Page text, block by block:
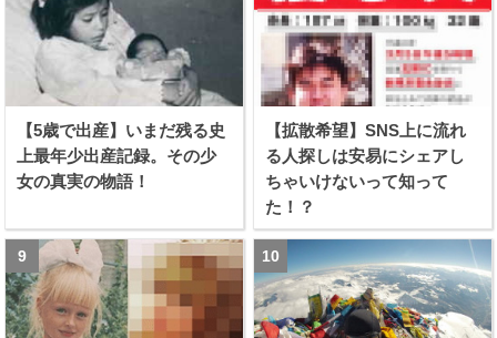
【5歳で出産】いまだ残る史
上最年少出産記録。その少
女の真実の物語！
【拡散希望】SNS上に流れ
る人探しは安易にシェアし
ちゃいけないって知って
た！？